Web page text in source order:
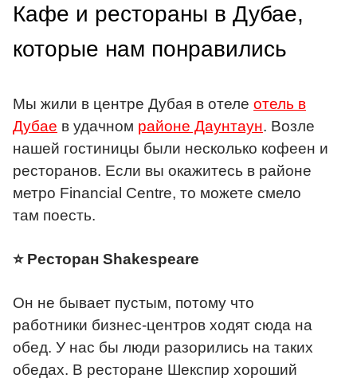
Кафе и рестораны в Дубае,
которые нам понравились
Мы жили в центре Дубая в отеле отель в
Дубае в удачном районе Даунтаун. Возле
нашей гостиницы были несколько кофеен и
ресторанов. Если вы окажитесь в районе
метро Financial Centre, то можете смело
там поесть.
⭐ Ресторан Shakespeare
Он не бывает пустым, потому что
работники бизнес-центров ходят сюда на
обед. У нас бы люди разорились на таких
обедах. В ресторане Шекспир хороший